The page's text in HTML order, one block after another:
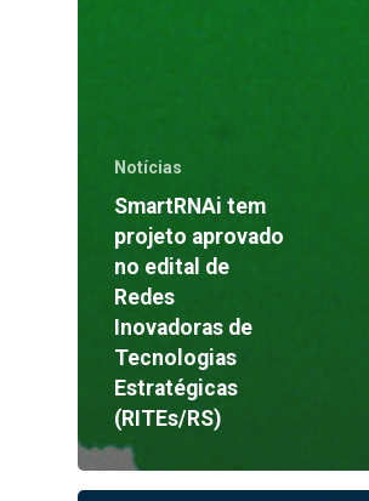
Notícias
SmartRNAi tem
projeto aprovado
no edital de
Redes
Inovadoras de
Tecnologias
Estratégicas
(RITEs/RS)